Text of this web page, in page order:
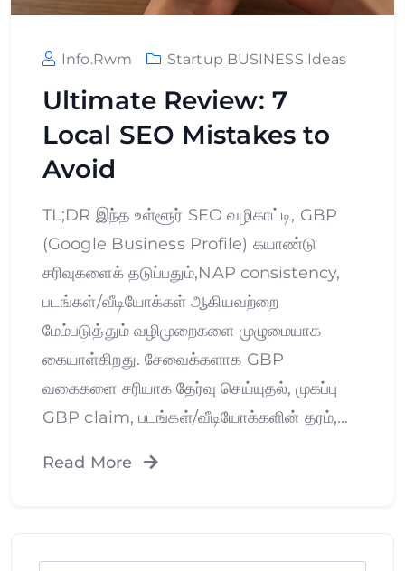
Info.rwm Startup BUSINESS Ideas
Ultimate Review: 7
Local SEO Mistakes to
Avoid
TL;DR இந்த உள்ளூர் SEO வழிகாட்டி, GBP
(Google Business Profile) கயாண்டு
சரிவுகளைக் தடுப்பதும்,NAP consistency,
படங்கள்/வீடியோக்கள் ஆகியவற்றை
மேம்படுத்தும் வழிமுறைகளை முழுமையாக
கையாள்கிறது. சேவைக்களாக GBP
வகைகளை சரியாக தேர்வு செய்யுதல், முகப்பு
GBP claim, படங்கள்/வீடியோக்களின் தரம்,…
Read More